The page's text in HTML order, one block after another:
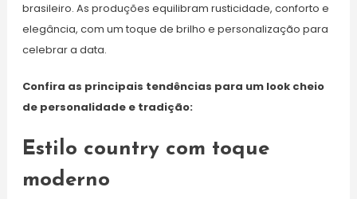
brasileiro. As produções equilibram rusticidade, conforto e
elegância, com um toque de brilho e personalização para
celebrar a data.
Confira as principais tendências para um look cheio
de personalidade e tradição:
Estilo country com toque
moderno